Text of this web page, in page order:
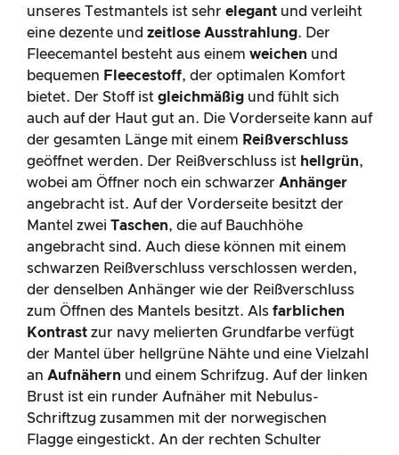
unseres Testmantels ist sehr elegant und verleiht
eine dezente und zeitlose Ausstrahlung. Der
Fleecemantel besteht aus einem weichen und
bequemen Fleecestoff, der optimalen Komfort
bietet. Der Stoff ist gleichmäßig und fühlt sich
auch auf der Haut gut an. Die Vorderseite kann auf
der gesamten Länge mit einem Reißverschluss
geöffnet werden. Der Reißverschluss ist hellgrün,
wobei am Öffner noch ein schwarzer Anhänger
angebracht ist. Auf der Vorderseite besitzt der
Mantel zwei Taschen, die auf Bauchhöhe
angebracht sind. Auch diese können mit einem
schwarzen Reißverschluss verschlossen werden,
der denselben Anhänger wie der Reißverschluss
zum Öffnen des Mantels besitzt. Als farblichen
Kontrast zur navy melierten Grundfarbe verfügt
der Mantel über hellgrüne Nähte und eine Vielzahl
an Aufnähern und einem Schrifzug. Auf der linken
Brust ist ein runder Aufnäher mit Nebulus-
Schriftzug zusammen mit der norwegischen
Flagge eingestickt. An der rechten Schulter